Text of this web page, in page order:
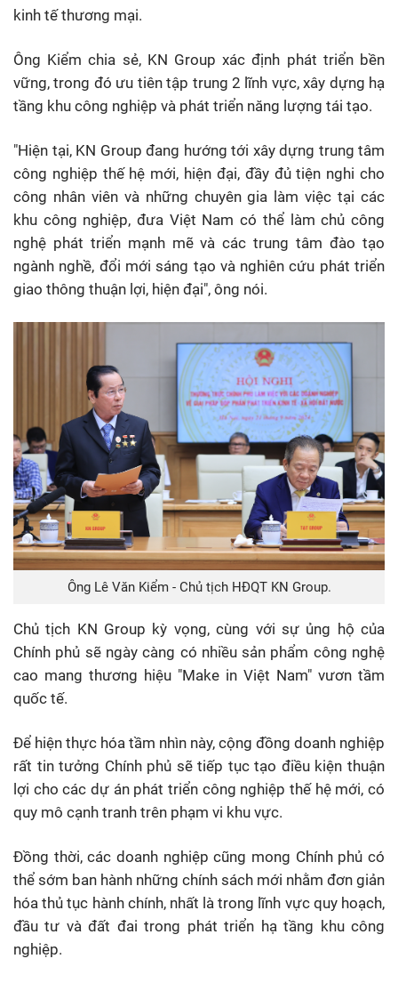
kinh tế thương mại.
Ông Kiểm chia sẻ, KN Groupxác định phát triển bền
vững, trong đó ưu tiên tập trung 2 lĩnh vực, xây dựng hạ
tầng khu công nghiệp và phát triển năng lượng tái tạo.
"Hiện tại, KN Group đang hướng tới xây dựng trung tâm
công nghiệp thế hệ mới, hiện đại, đầy đủ tiện nghi cho
công nhân viên và những chuyên gia làm việc tại các
khu công nghiệp, đưa Việt Nam có thể làm chủ công
nghệ phát triển mạnh mẽ và các trung tâm đào tạo
ngành nghề, đổi mới sáng tạo và nghiên cứu phát triển
giao thông thuận lợi, hiện đại", ông nói.
Ông Lê Văn Kiểm - Chủ tịch HĐQT KN Group.
Chủ tịch KN Group kỳ vọng, cùng với sự ủng hộ của
Chính phủ sẽ ngày càng có nhiều sản phẩm công nghệ
cao mang thương hiệu "Make in Việt Nam" vươn tầm
quốc tế.
Để hiện thực hóa tầm nhìn này, cộng đồng doanh nghiệp
rất tin tưởng Chính phủ sẽ tiếp tục tạo điều kiện thuận
lợi cho các dự án phát triển công nghiệp thế hệ mới, có
quy mô cạnh tranh trên phạm vi khu vực.
Đồng thời, các doanh nghiệp cũng mong Chính phủ có
thể sớm ban hành những chính sách mới nhằm đơn giản
hóa thủ tục hành chính, nhất là trong lĩnh vực quy hoạch,
đầu tư và đất đai trong phát triển hạ tầng khu công
nghiệp.